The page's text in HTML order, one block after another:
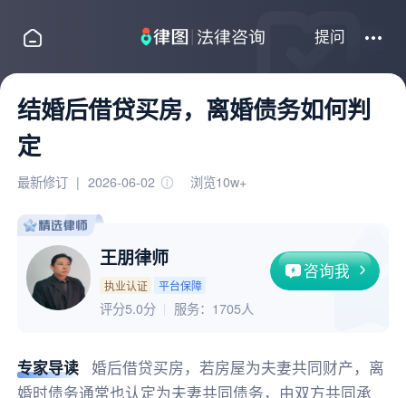
提问
结婚后借贷买房，离婚债务如何判
定
最新修订 | 2026-06-02 浏览10w+
王朋律师
执业认证 平台保障
咨询我
评分5.0分 服务： 1705人
专家导读
婚后借贷买房，若房屋为夫妻共同财产，离
婚时债务通常也认定为夫妻共同债务，由双方共同承